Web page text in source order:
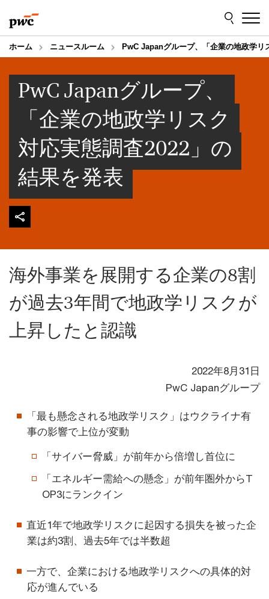
to
content
to
footer
ホーム ニュースルーム PwC Japanグループ、「企業の地政学リ
PwC Japanグループ、
「企業の地政学リスク
対応実態調査2022」の
結果を発表
海外事業を展開する企業の8割
が過去3年間で地政学リスクが
上昇したと認識
2022年8月31日
PwC Japanグループ
「最も懸念される地政学リスク」はウクライナ有
事の影響で上位が変動
「サイバー脅威」が前年から倍増し首位に
「エネルギー需給への懸念」が前年圏外からT
OP3にランクイン
直近1年で地政学リスクに起因する損失を被った企
業は約3割、過去5年では半数超
一方で、企業における地政学リスクへの具体的対
応が進んでいる